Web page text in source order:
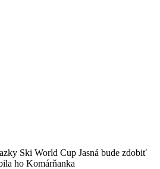
Ski World Cup Jasná bude zdobiť
ho Komárňanka